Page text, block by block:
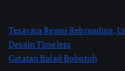
Tesavara Resmi Rebranding,
Desain Timeless
Catatan Balad Bobotoh